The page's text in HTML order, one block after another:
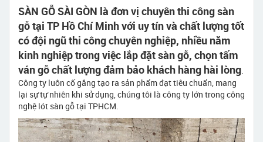
SÀN GỖ SÀI GÒN là đơn vị chuyên thi công sàn
gỗ tại TP Hồ Chí Minh với uy tín và chất lượng tốt
có đội ngũ thi công chuyên nghiệp, nhiều năm
kinh nghiệp trong việc lắp đặt sàn gỗ, chọn tấm
ván gỗ chất lượng đảm bảo khách hàng hài lòng
Công ty luôn cố gắng tạo ra sản phẩm đạt tiêu chuẩn, mang
lại sự tự nhiên khi sử dụng, chúng tôi là công ty lớn trong công
nghệ lót sàn gỗ tại TPHCM.